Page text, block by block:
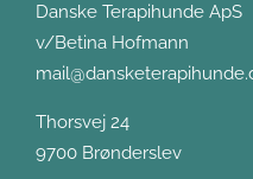
Danske Terapihunde ApS
v/Betina Hofmann
Thorsvej 24
9700 Brønderslev